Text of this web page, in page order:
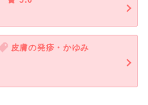
皮膚の発疹・かゆみ